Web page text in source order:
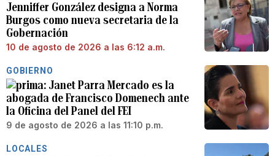
Jenniffer González designa a Norma
Burgos como nueva secretaria de la
Gobernación
10 de agosto de 2026 a las 6:12 a.m.
GOBIERNO
Janet Parra Mercado es la
abogada de Francisco Domenech ante
la Oficina del Panel del FEI
9 de agosto de 2026 a las 11:10 p.m.
LOCALES